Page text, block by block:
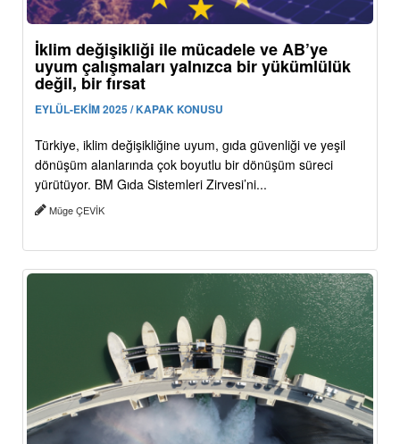
İklim değişikliği ile mücadele ve AB’ye
uyum çalışmaları yalnızca bir yükümlülük
değil, bir fırsat
EYLÜL-EKİM 2025 / KAPAK KONUSU
Türkiye, iklim değişikliğine uyum, gıda güvenliği ve yeşil
dönüşüm alanlarında çok boyutlu bir dönüşüm süreci
yürütüyor. BM Gıda Sistemleri Zirvesi’ni...
Müge ÇEVİK